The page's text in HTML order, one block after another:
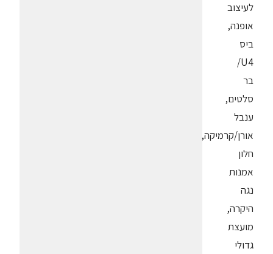
לעיצוב
אופנה,
ביס
U4/
בר
סלטים,
ענבל
אורן/קרמיקה,
חלון
אמנות
נגה
היקרה,
מועצת
גדולי